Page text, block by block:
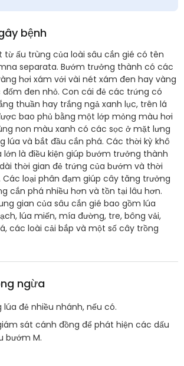
bệnh
từ ấu trùng của loài sâu cắn gié có tên
separata. Bướm trưởng thành có các
hơi xám với vài nét xám đen hay vàng
đen nhỏ. Con cái đẻ các trứng có
thuần hay trắng ngả xanh lục, trên lá
bao phủ bằng một lớp mỏng màu hơi
non màu xanh có các sọc ở mặt lưng
lúa và bắt đầu cắn phá. Các thời kỳ khô
là điều kiện giúp bướm trưởng thành
thời gian đẻ trứng của bướm và thời
loại phân đạm giúp cây tăng trưởng
cắn phá nhiều hơn và tồn tại lâu hơn.
gian của sâu cắn gié bao gồm lúa
lúa miến, mía đường, tre, bông vải,
các loài cải bắp và một số cây trồng
ngừa
lúa đẻ nhiều nhánh, nếu có.
sát cánh đồng để phát hiện các dấu
bướm M.